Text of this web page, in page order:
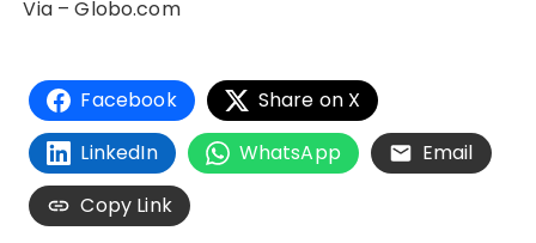
Via – Globo.com
Facebook
Share on X
LinkedIn
WhatsApp
Email
Copy Link